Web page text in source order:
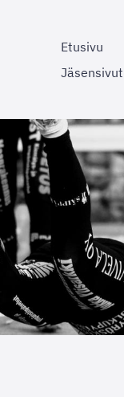
Etusivu
Jäsensivut